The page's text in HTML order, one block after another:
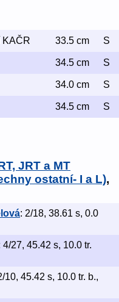
KAČR 33.5 cm S
34.5 cm S
34.0 cm S
34.5 cm S
JRT a MT
ostatní- I a L),
: 2/18, 38.61 s, 0.0
4/27, 45.42 s, 10.0 tr.
10, 45.42 s, 10.0 tr. b.,